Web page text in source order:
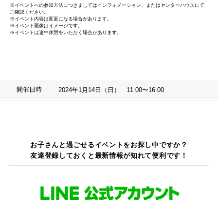
※イベントへの参加方法につきましてはインフォメーション、またはセンターハウスにて
ご確認ください。
※イベント内容は変更になる場合があります。
※イベント画像はイメージです。
※イベントは途中休憩をいただく場合があります。
開催日時 2024年1月14日（日） 11:00〜16:00
お子さんと過ごせるイベントをお探し中ですか？
友達登録しておくと最新情報が知れて便利です！